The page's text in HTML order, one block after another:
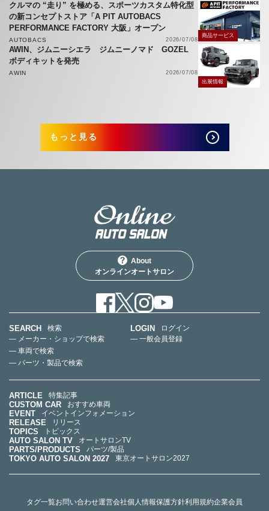
クルマの “走り” を極める、スポーツカスタム特化型
の新コンセプトストア「A PIT AUTOBACS
PERFORMANCE FACTORY 大阪」オープン
AUTOBACS 2026/07/08
商品サービス
AWIN、ジムニーシエラ ジムニーノマド GOZEL
ボディキットを発売
AWIN
2026/07/08
出展情報
もっと見る
About
オンラインオートサロン
SEARCH
検索
— メーカー・ショップで検索
— 車両で検索
— パーツ・製品で検索
LOGIN
ログイン
— 一般会員登録
ARTICLE 特集記事
CUSTOM CAR おすすめ車両
EVENT イベントインフォメーション
RELEASE リリース
TOPICS トピックス
AUTO SALON TV オートサロンTV
PARTS/PRODUCTS パーツ/製品
TOKYO AUTO SALON 2027 東京オートサロン2027
タグ一覧お問い合わせ運営会社個人情報保護方針利用規約企業会員